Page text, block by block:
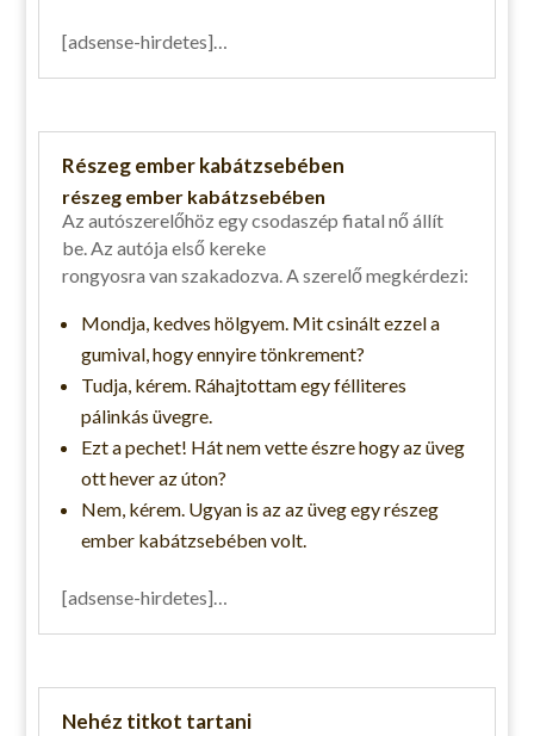
[adsense-hirdetes]…
Részeg ember kabátzsebében
részeg ember kabátzsebében
Az autószerelőhöz egy csodaszép fiatal nő állít
be. Az autója első kereke
rongyosra van szakadozva. A szerelő megkérdezi:
Mondja, kedves hölgyem. Mit csinált ezzel a
gumival, hogy ennyire tönkrement?
Tudja, kérem. Ráhajtottam egy félliteres
pálinkás üvegre.
Ezt a pechet! Hát nem vette észre hogy az üveg
ott hever az úton?
Nem, kérem. Ugyan is az az üveg egy részeg
ember kabátzsebében volt.
[adsense-hirdetes]…
Nehéz titkot tartani